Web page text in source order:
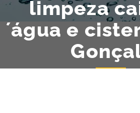
limpeza
´água e